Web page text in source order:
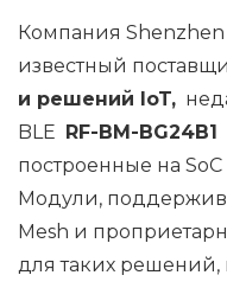
Компания Shenzhen
известный
и решений IoT,
BLE RF-BM-BG24B1
построенные на SoC
Модули,
Mesh и
для таких